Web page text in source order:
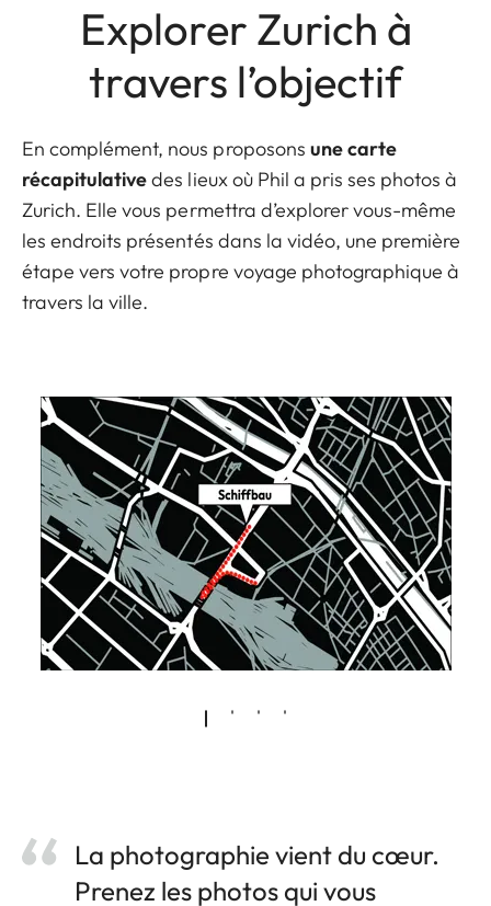
Explorer Zurich à
travers l’objectif
En complément, nous proposons une carte
récapitulativedes lieux où Phil a pris ses photos à
Zurich. Elle vous permettra d’explorer vous-même
les endroits présentés dans la vidéo, une première
étape vers votre propre voyage photographique à
travers la ville.
La photographie vient du cœur.
Prenez les photos qui vous